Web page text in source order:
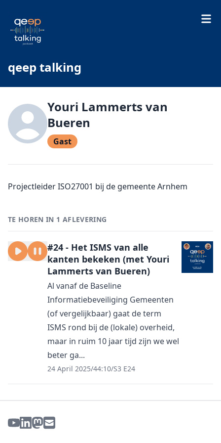
qeep talking
Youri Lammerts van
Bueren
Gast
Projectleider ISO27001 bij de gemeente Arnhem
TE HOREN IN 1 AFLEVERING
#24 - Het ISMS van alle
kanten bekeken (met Youri
Lammerts van Bueren)
Al vanaf de Baseline
Informatiebeveiliging Gemeenten
(of vergelijkbaar) gaat de term
ISMS rond bij de (lokale) overheid,
maar in ruim 10 jaar tijd zijn we wel
beter ga...
24 April 2025/44:10/S3 E24